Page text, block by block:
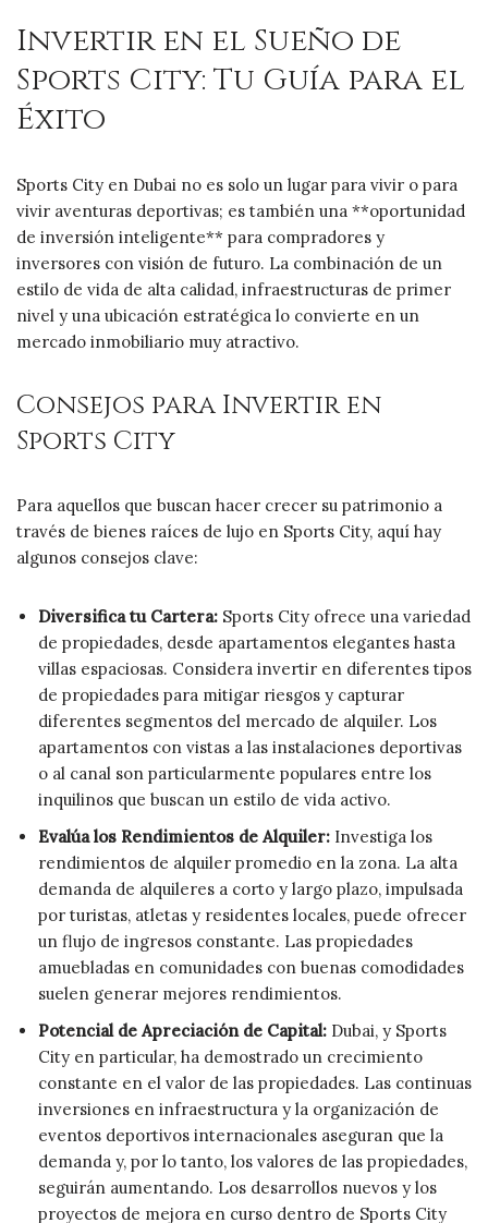
Invertir en el Sueño de
Sports City: Tu Guía para el
Éxito
Sports City en Dubai no es solo un lugar para vivir o para
vivir aventuras deportivas; es también una **oportunidad
de inversión inteligente** para compradores y
inversores con visión de futuro. La combinación de un
estilo de vida de alta calidad, infraestructuras de primer
nivel y una ubicación estratégica lo convierte en un
mercado inmobiliario muy atractivo.
Consejos para Invertir en
Sports City
Para aquellos que buscan hacer crecer su patrimonio a
través de bienes raíces de lujo en Sports City, aquí hay
algunos consejos clave:
Diversifica tu Cartera: Sports City ofrece una variedad
de propiedades, desde apartamentos elegantes hasta
villas espaciosas. Considera invertir en diferentes tipos
de propiedades para mitigar riesgos y capturar
diferentes segmentos del mercado de alquiler. Los
apartamentos con vistas a las instalaciones deportivas
o al canal son particularmente populares entre los
inquilinos que buscan un estilo de vida activo.
Evalúa los Rendimientos de Alquiler: Investiga los
rendimientos de alquiler promedio en la zona. La alta
demanda de alquileres a corto y largo plazo, impulsada
por turistas, atletas y residentes locales, puede ofrecer
un flujo de ingresos constante. Las propiedades
amuebladas en comunidades con buenas comodidades
suelen generar mejores rendimientos.
Potencial de Apreciación de Capital: Dubai, y Sports
City en particular, ha demostrado un crecimiento
constante en el valor de las propiedades. Las continuas
inversiones en infraestructura y la organización de
eventos deportivos internacionales aseguran que la
demanda y, por lo tanto, los valores de las propiedades,
seguirán aumentando. Los desarrollos nuevos y los
proyectos de mejora en curso dentro de Sports City